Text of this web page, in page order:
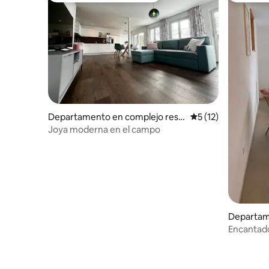
Departamento en complejo resid
encial en Zell
Calificación
5 (12)
Joya moderna en el campo